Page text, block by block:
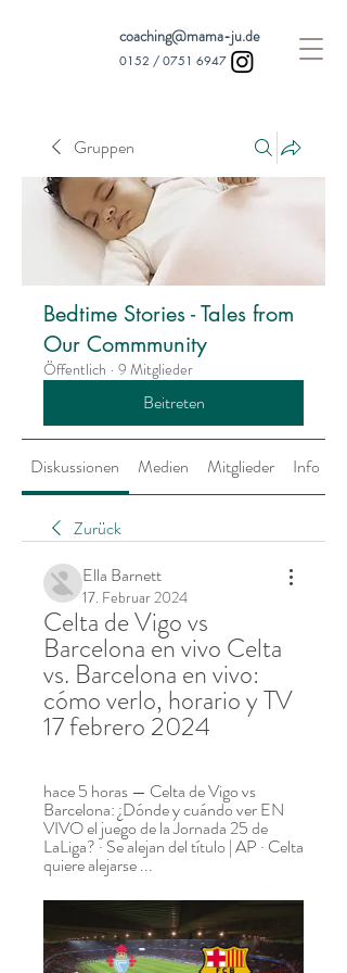
coaching@mama-ju.de
0152 / 0751 6947
Gruppen
Bedtime Stories - Tales from
Our Commmunity
Öffentlich · 9 Mitglieder
Beitreten
Diskussionen Medien Mitglieder Info
Zurück
Ella Barnett
17. Februar 2024
Celta de Vigo vs
Barcelona en vivo Celta
vs. Barcelona en vivo:
cómo verlo, horario y TV
17 febrero 2024
hace 5 horas — Celta de Vigo vs
Barcelona: ¿Dónde y cuándo ver EN
VIVO el juego de la Jornada 25 de
LaLiga? · Se alejan del título | AP · Celta
quiere alejarse ...